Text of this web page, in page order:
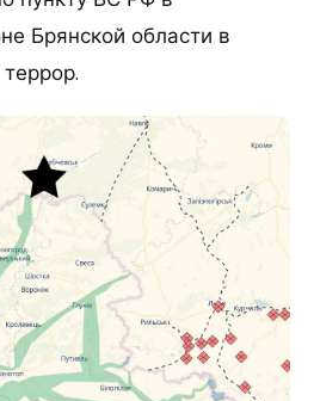
Брянской области в